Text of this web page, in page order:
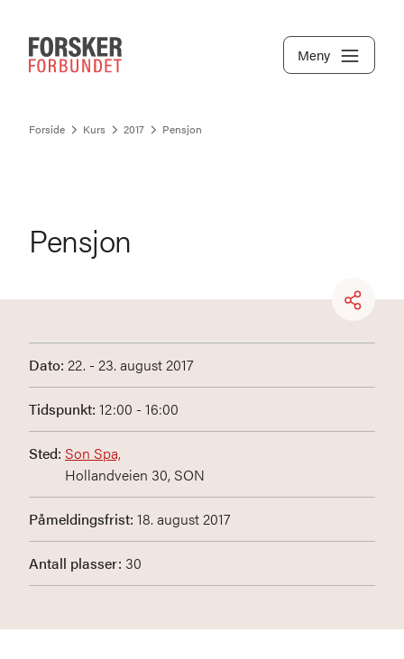
Meny
Forside Kurs 2017 Pensjon
Pensjon
Dato: 22. - 23. august 2017
Tidspunkt: 12:00 - 16:00
Sted: Son Spa,
Hollandveien 30, SON
Påmeldingsfrist: 18. august 2017
Antall plasser: 30